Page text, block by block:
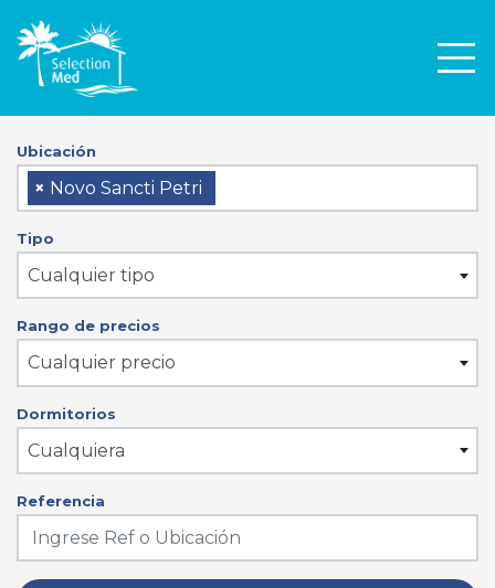
Ubicación
× Novo Sancti Petri
Tipo
Cualquier tipo
Rango de precios
Cualquier precio
Dormitorios
Cualquiera
Referencia